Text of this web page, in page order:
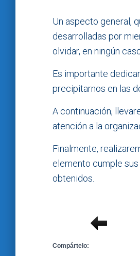
Un aspecto general,
desarrolladas por
olvidar, en ningún
Es importante
precipitarnos en las
A continuación,
atención a la
Finalmente,
elemento cumple
obtenidos.
Compártelo: